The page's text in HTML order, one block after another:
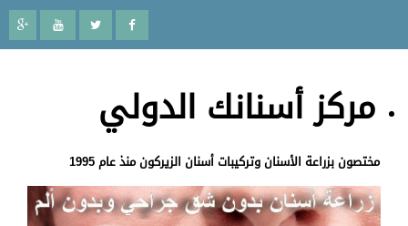
مركز أسنانك الدولي
مختصون بزراعة الأسنان وتركيبات أسنان الزيركون منذ عام 1995